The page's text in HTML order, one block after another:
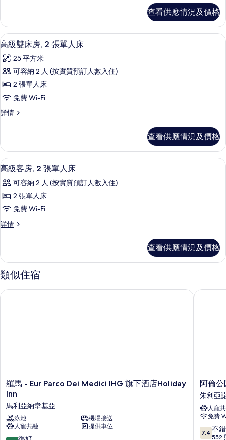
張
標
準
雙
人
床
的
相
1
張
標
雙
人
詳
情
查看供應情況及價格
載
入
所
有
高
級
雙
房,
2
張
單
人
床
的
高級雙床房, 2 張單人床 | 高級寢具、
11
高級雙床房, 2 張單人床
25 平方米
可容納 2 人 (按實質預訂人數入住)
2 張單人床
免費 Wi-Fi
詳情
高
房,
張
人
床
情
查看供應情況及價格
載
入
所
有
高
級
房,
2
張
單
高級客房, 2 張單人床 | 高級寢具、迷
8
高級客房, 2 張單人床
可容納 2 人 (按實質預訂人數入住)
2 張單人床
免費 Wi-Fi
詳情
高
2
張
單
床
查看供應情況及價格
類似住宿
羅
馬
-
Eur
Parco
Dei
Medici
羅馬 - Eur Parco Dei Medici IHG 旗下酒店Holiday
Inn
馬利亞納韋基亞
泳池
機場接送
人寵共融
提供車位
羅馬 - Eur Parco Dei Medici IHG 旗下酒店Holiday Inn
阿
倫
公
園
西
洋
酒
阿倫
朱利亞
人寵
免費
7.4
分
7.4 不錯
552
阿倫公